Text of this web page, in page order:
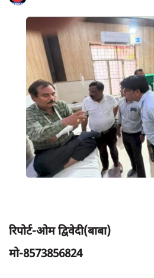
रोजगार समाचार
About US
Privacy Policy
App verify
समस्या
Covid-19
अपराध
राजनीति
शिक्षा
रिपोर्ट-ओम द्विवेदी(बाबा)
मो-8573856824